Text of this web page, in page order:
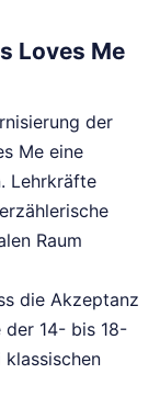
Loves Me
der
Me eine
Lehrkräfte
Raum
die Akzeptanz
der 14- bis 18-